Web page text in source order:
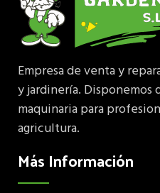
Empresa de venta y
y jardinería. Disponemos
maquinaria para
agricultura.
Más Información